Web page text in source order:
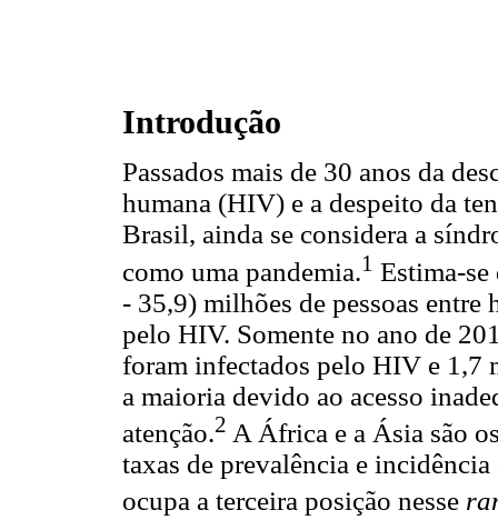
Introdução
Passados mais de 30 anos da
humana (HIV) e a despeito da
Brasil, ainda se considera a
como uma pandemia.1 Estima-
- 35,9) milhões de pessoas entre
pelo HIV. Somente no ano de
foram infectados pelo HIV e 1,7
a maioria devido ao acesso
atenção.2 A África e a Ásia são
taxas de prevalência e
ocupa a terceira posição nesse